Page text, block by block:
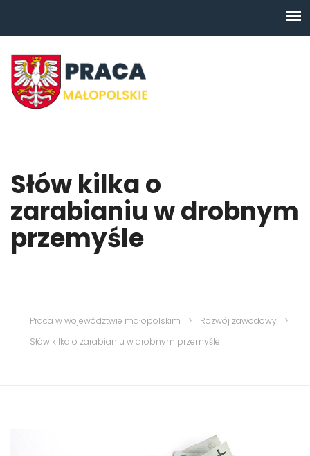
Słów kilka o
zarabianiu w drobnym
przemyśle
Praca w województwie małopolskim > Rozwój zawodowy
>
Słów kilka o zarabianiu w drobnym przemyśle